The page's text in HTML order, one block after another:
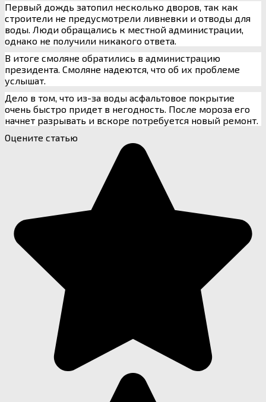
Первый дождь затопил несколько дворов, так как
строители не предусмотрели ливневки и отводы для
воды. Люди обращались к местной администрации,
однако не получили никакого ответа.
В итоге смоляне обратились в администрацию
президента. Смоляне надеются, что об их проблеме
услышат.
Дело в том, что из-за воды асфальтовое покрытие
очень быстро придет в негодность. После мороза его
начнет разрывать и вскоре потребуется новый ремонт.
Оцените статью